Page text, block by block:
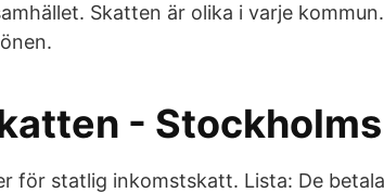
Skatten är olika i varje
-
för statlig inkomstskatt. Lista: De